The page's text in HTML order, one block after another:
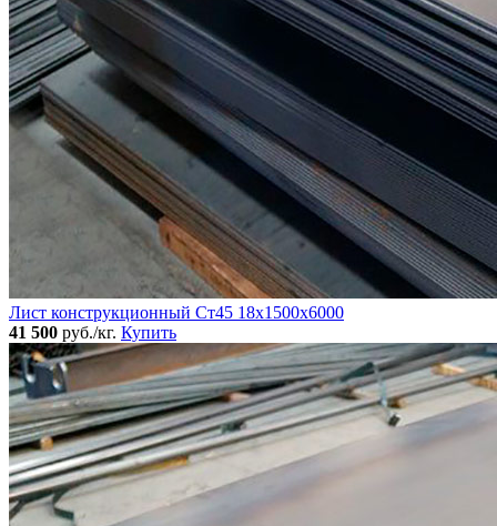
Лист конструкционный Ст45 18х1500х6000
41 500 руб./кг. Купить